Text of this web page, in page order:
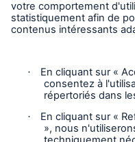
Suivre HSB Canada
Vie privée
Mentions légales